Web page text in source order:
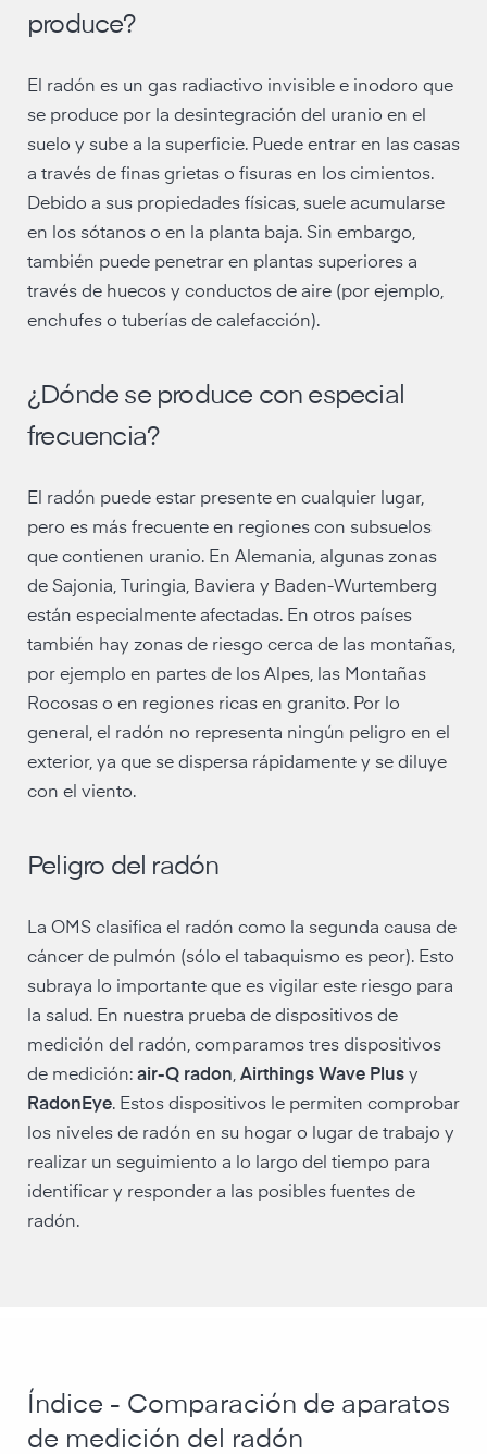
produce?
El radón es un gas radiactivo invisible e inodoro que
se produce por la desintegración del uranio en el
suelo y sube a la superficie. Puede entrar en las casas
a través de finas grietas o fisuras en los cimientos.
Debido a sus propiedades físicas, suele acumularse
en los sótanos o en la planta baja. Sin embargo,
también puede penetrar en plantas superiores a
través de huecos y conductos de aire (por ejemplo,
enchufes o tuberías de calefacción).
¿Dónde se produce con especial
frecuencia?
El radón puede estar presente en cualquier lugar,
pero es más frecuente en regiones con subsuelos
que contienen uranio. En Alemania, algunas zonas
de Sajonia, Turingia, Baviera y Baden-Wurtemberg
están especialmente afectadas. En otros países
también hay zonas de riesgo cerca de las montañas,
por ejemplo en partes de los Alpes, las Montañas
Rocosas o en regiones ricas en granito. Por lo
general, el radón no representa ningún peligro en el
exterior, ya que se dispersa rápidamente y se diluye
con el viento.
Peligro del radón
La OMS clasifica el radón como la segunda causa de
cáncer de pulmón (sólo el tabaquismo es peor). Esto
subraya lo importante que es vigilar este riesgo para
la salud. En nuestra prueba de dispositivos de
medición del radón, comparamos tres dispositivos
de medición: air-Q radon, Airthings Wave Plus y
RadonEye. Estos dispositivos le permiten comprobar
los niveles de radón en su hogar o lugar de trabajo y
realizar un seguimiento a lo largo del tiempo para
identificar y responder a las posibles fuentes de
radón.
Índice - Comparación de aparatos
de medición del radón